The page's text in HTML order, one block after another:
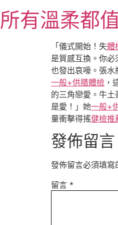
至
主所有溫柔都
「儀式開始！失體
是質感互換。你
也發出哀嚎。張水
一般+供膳體檢 ，
的三角戀愛。牛
是愛！」她一般+
量衝擊得搖健檢推
發佈留言
發佈留言必須填寫
留言 *